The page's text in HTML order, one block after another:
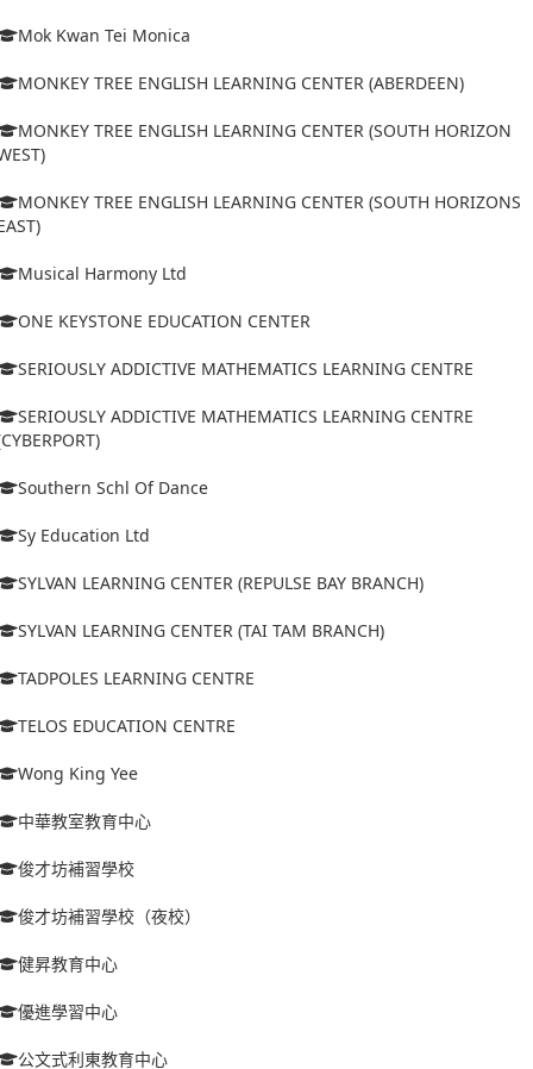
Mok Kwan Tei Monica
MONKEY TREE ENGLISH LEARNING CENTER (ABERDEEN)
MONKEY TREE ENGLISH LEARNING CENTER (SOUTH HORIZON
MONKEY TREE ENGLISH LEARNING CENTER (SOUTH HORIZONS
Musical Harmony Ltd
ONE KEYSTONE EDUCATION CENTER
SERIOUSLY ADDICTIVE MATHEMATICS LEARNING CENTRE
SERIOUSLY ADDICTIVE MATHEMATICS LEARNING CENTRE
Southern Schl Of Dance
Sy Education Ltd
SYLVAN LEARNING CENTER (REPULSE BAY BRANCH)
SYLVAN LEARNING CENTER (TAI TAM BRANCH)
TADPOLES LEARNING CENTRE
TELOS EDUCATION CENTRE
Wong King Yee
中華教室教育中心
俊才坊補習學校
俊才坊補習學校（夜校）
健昇教育中心
優進學習中心
公文式利東教育中心